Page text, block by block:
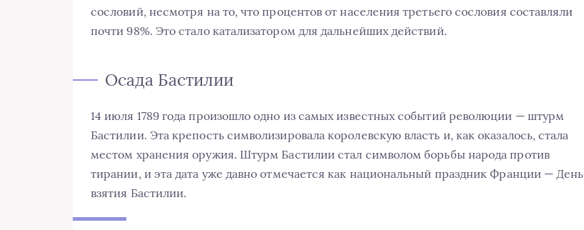
сословий, несмотря на то, что процентов от населения третьего сословия составляли
почти 98%. Это стало катализатором для дальнейших действий.
Осада Бастилии
14 июля 1789 года произошло одно из самых известных событий революции — штурм
Бастилии. Эта крепость символизировала королевскую власть и, как оказалось, стала
местом хранения оружия. Штурм Бастилии стал символом борьбы народа против
тирании, и эта дата уже давно отмечается как национальный праздник Франции — День
взятия Бастилии.